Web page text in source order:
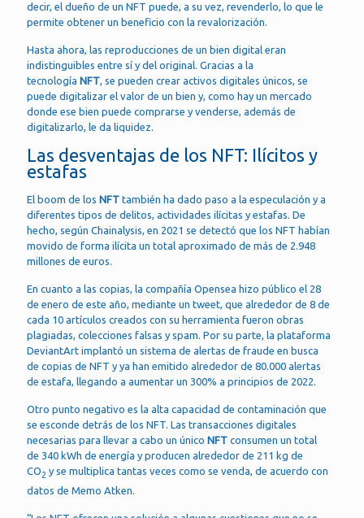
decir, el dueño de un NFT puede, a su vez, revenderlo, lo que le
permite obtener un beneficio con la revalorización.
Hasta ahora, las reproducciones de un bien digital eran
indistinguibles entre sí y del original. Gracias a la
tecnología NFT, se pueden crear activos digitales únicos, se
puede digitalizar el valor de un bien y, como hay un mercado
donde ese bien puede comprarse y venderse, además de
digitalizarlo, le da liquidez.
Las desventajas de los NFT: Ilícitos y
estafas
El boom de los NFT también ha dado paso a la especulación y a
diferentes tipos de delitos, actividades ilícitas y estafas. De
hecho, según Chainalysis, en 2021 se detectó que los NFT habían
movido de forma ilícita un total aproximado de más de 2.948
millones de euros.
En cuanto a las copias, la compañía Opensea hizo público el 28
de enero de este año, mediante un tweet, que alrededor de 8 de
cada 10 artículos creados con su herramienta fueron obras
plagiadas, colecciones falsas y spam. Por su parte, la plataforma
DeviantArt implantó un sistema de alertas de fraude en busca
de copias de NFT y ya han emitido alrededor de 80.000 alertas
de estafa, llegando a aumentar un 300% a principios de 2022.
Otro punto negativo es la alta capacidad de contaminación que
se esconde detrás de los NFT. Las transacciones digitales
necesarias para llevar a cabo un único NFT consumen un total
de 340 kWh de energía y producen alrededor de 211 kg de
CO2 y se multiplica tantas veces como se venda, de acuerdo con
datos de Memo Atken.